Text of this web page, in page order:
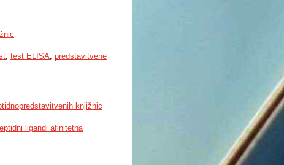
, test ELISA, predstavitvene
knjižnic
ligandi afinitetna